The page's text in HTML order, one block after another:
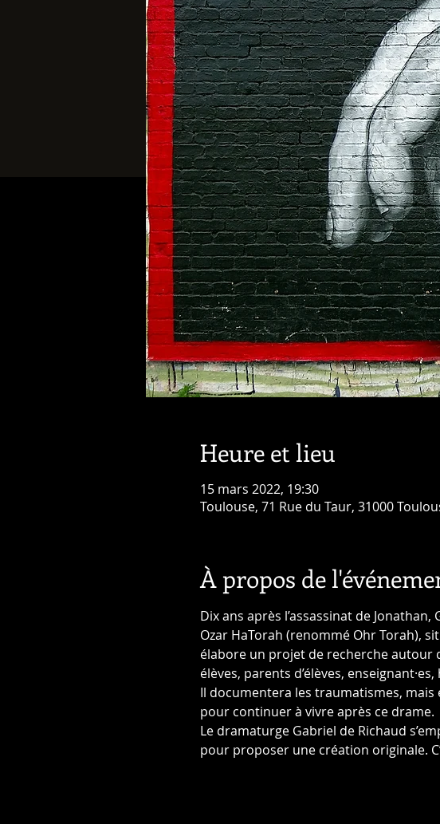
Heure et lieu
15 mars 2022, 19:30
Toulouse, 71 Rue du Taur, 31000
À propos de
Dix ans après l’assassinat de
Ozar HaTorah (renommé Ohr Torah),
élabore un projet de recherche autour
élèves, parents d’élèves,
Il documentera les traumatismes, mais
pour continuer à vivre après ce drame.
Le dramaturge Gabriel de Richaud
pour proposer une création originale.